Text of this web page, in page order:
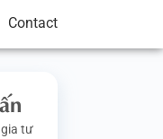
Contact
tư